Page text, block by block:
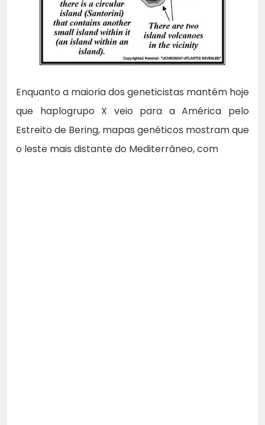
Enquanto a maioria dos geneticistas mantém hoje
que haplogrupo X veio para a América pelo
Estreito de Bering, mapas genéticos mostram que
o leste mais distante do Mediterrâneo, com